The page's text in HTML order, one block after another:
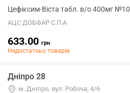
Цефіксим-Віста табл. в/о 400мг №10
АЦС ДОБФАР С.П.А
633.00 грн
Недостатньо товарів
Дніпро 28
м. Дніпро, вул. Робоча, 4/6